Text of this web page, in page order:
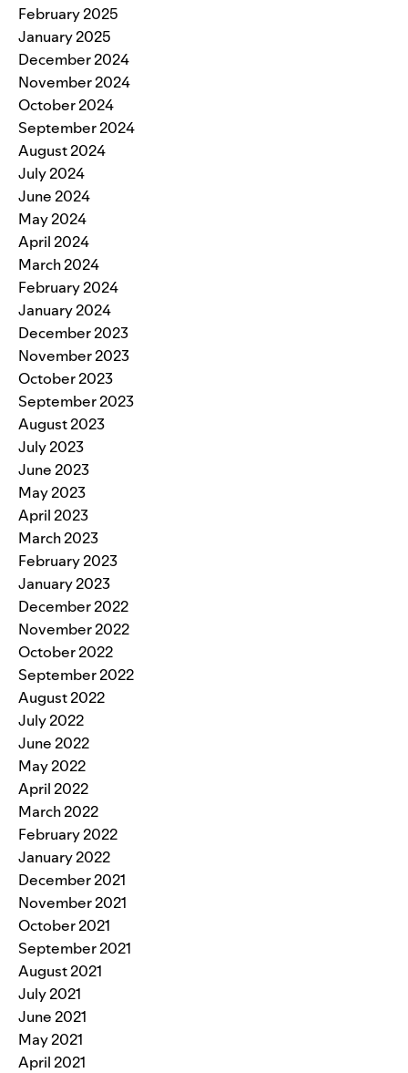
February 2025
January 2025
December 2024
November 2024
October 2024
September 2024
August 2024
July 2024
June 2024
May 2024
April 2024
March 2024
February 2024
January 2024
December 2023
November 2023
October 2023
September 2023
August 2023
July 2023
June 2023
May 2023
April 2023
March 2023
February 2023
January 2023
December 2022
November 2022
October 2022
September 2022
August 2022
July 2022
June 2022
May 2022
April 2022
March 2022
February 2022
January 2022
December 2021
November 2021
October 2021
September 2021
August 2021
July 2021
June 2021
May 2021
April 2021